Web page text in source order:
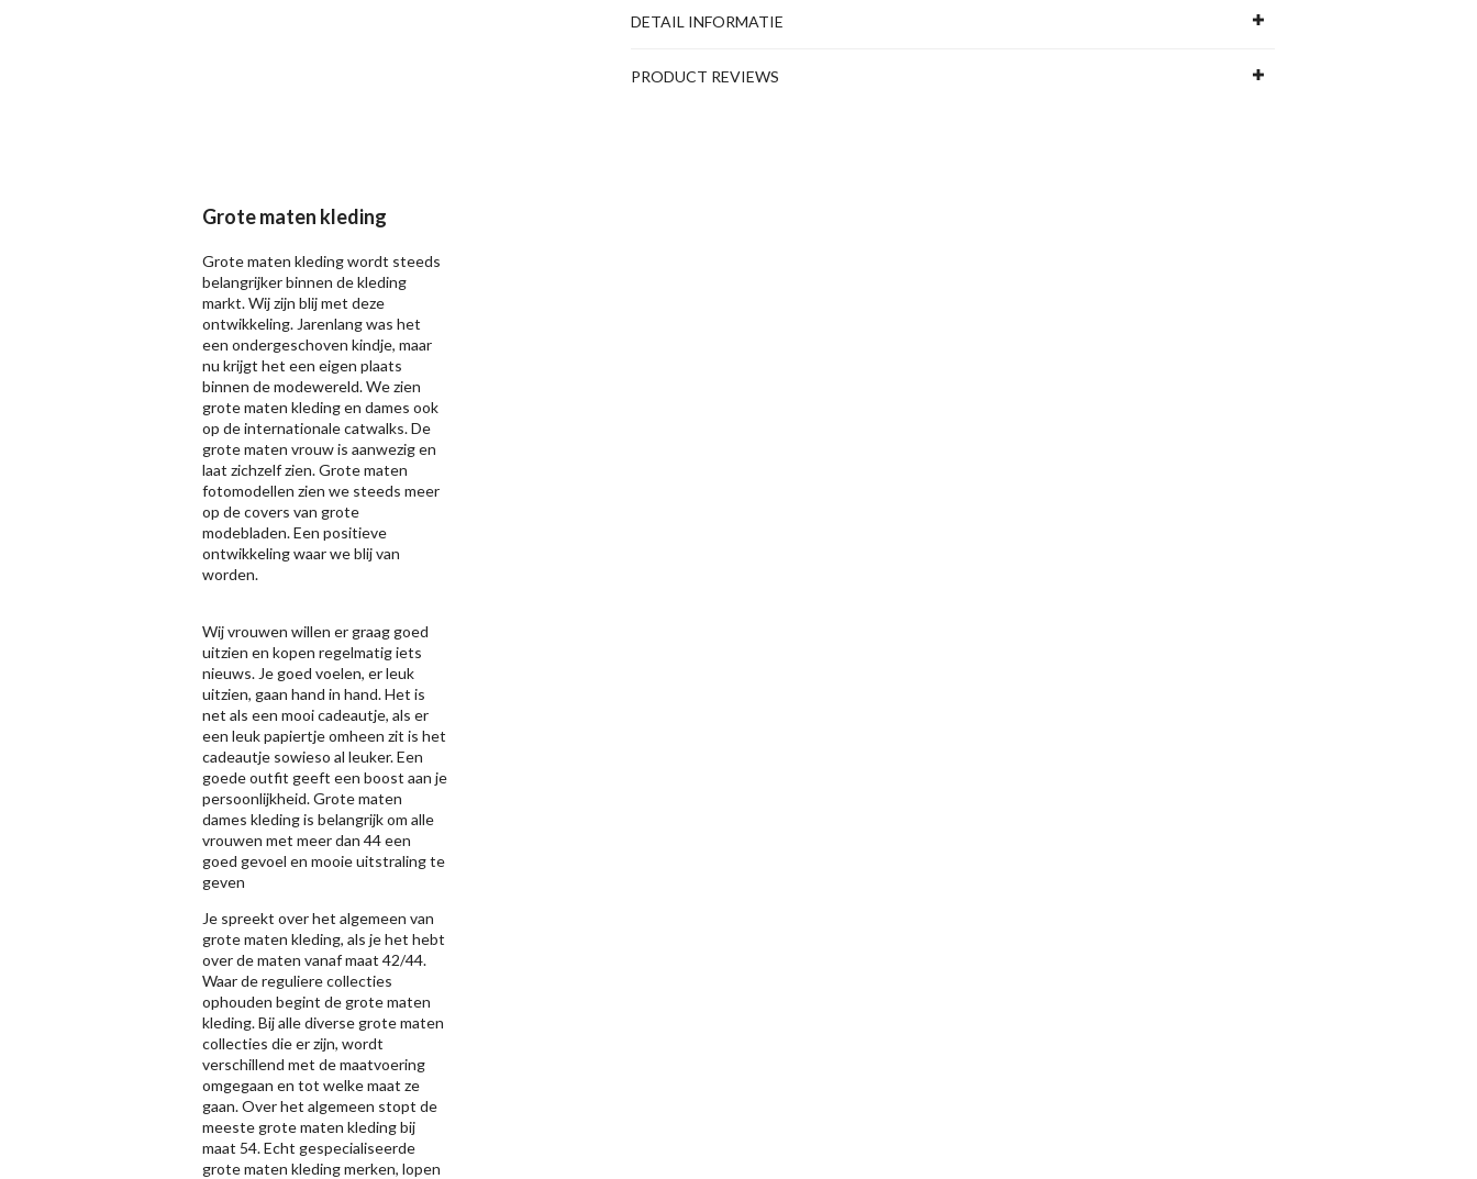
DETAIL INFORMATIE
PRODUCT REVIEWS
Grote maten kleding
Grote maten kleding wordt steeds
belangrijker binnen de kleding
markt. Wij zijn blij met deze
ontwikkeling. Jarenlang was het
een ondergeschoven kindje, maar
nu krijgt het een eigen plaats
binnen de modewereld. We zien
grote maten kleding en dames ook
op de internationale catwalks. De
grote maten vrouw is aanwezig en
laat zichzelf zien. Grote maten
fotomodellen zien we steeds meer
op de covers van grote
modebladen. Een positieve
ontwikkeling waar we blij van
worden.
Wij vrouwen willen er graag goed
uitzien en kopen regelmatig iets
nieuws. Je goed voelen, er leuk
uitzien, gaan hand in hand. Het is
net als een mooi cadeautje, als er
een leuk papiertje omheen zit is het
cadeautje sowieso al leuker. Een
goede outfit geeft een boost aan je
persoonlijkheid. Grote maten
dames kleding is belangrijk om alle
vrouwen met meer dan 44 een
goed gevoel en mooie uitstraling te
geven
Je spreekt over het algemeen van
grote maten kleding, als je het hebt
over de maten vanaf maat 42/44.
Waar de reguliere collecties
ophouden begint de grote maten
kleding. Bij alle diverse grote maten
collecties die er zijn, wordt
verschillend met de maatvoering
omgegaan en tot welke maat ze
gaan. Over het algemeen stopt de
meeste grote maten kleding bij
maat 54. Echt gespecialiseerde
grote maten kleding merken, lopen